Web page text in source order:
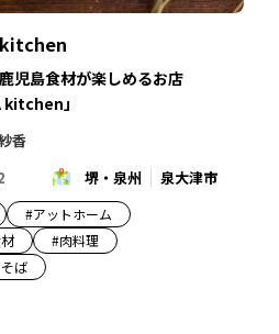
kitchen
児島食材が楽しめるお店
kitchen」
香
堺・泉州 泉大津市
#アットホーム
#肉料理
ば